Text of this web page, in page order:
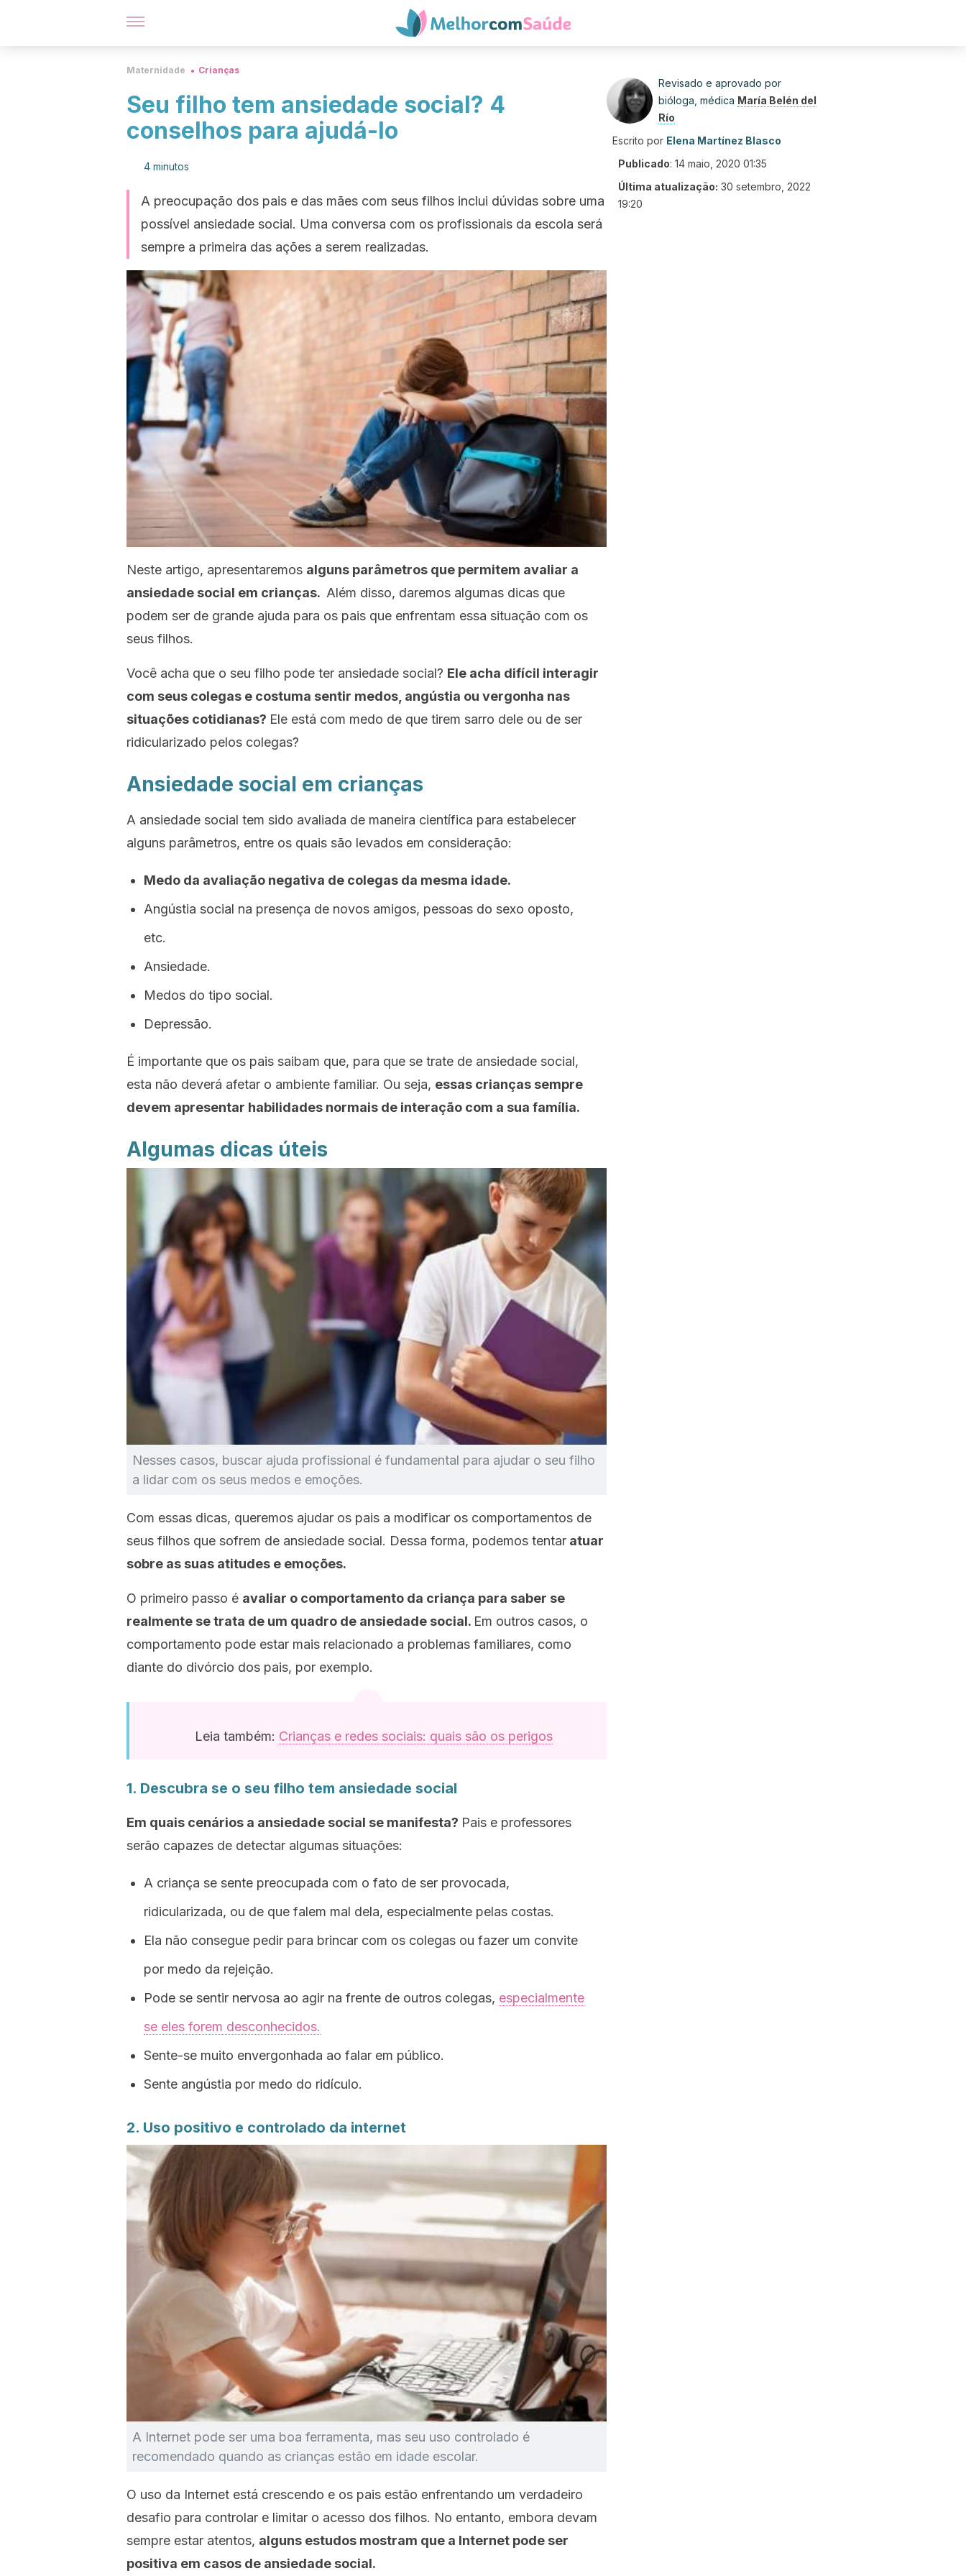
Maternidade Crianças
Seu filho tem ansiedade social? 4
conselhos para ajudá-lo
4 minutos
A preocupação dos pais e das mães com seus filhos inclui dúvidas sobre uma
possível ansiedade social. Uma conversa com os profissionais da escola será
sempre a primeira das ações a serem realizadas.
Neste artigo, apresentaremos alguns parâmetros que permitem avaliar a
ansiedade social em crianças. Além disso, daremos algumas dicas que
podem ser de grande ajuda para os pais que enfrentam essa situação com os
seus filhos.
Você acha que o seu filho pode ter ansiedade social? Ele acha difícil interagir
com seus colegas e costuma sentir medos, angústia ou vergonha nas
situações cotidianas? Ele está com medo de que tirem sarro dele ou de ser
ridicularizado pelos colegas?
Ansiedade social em crianças
A ansiedade social tem sido avaliada de maneira científica para estabelecer
alguns parâmetros, entre os quais são levados em consideração:
Medo da avaliação negativa de colegas da mesma idade.
Angústia social na presença de novos amigos, pessoas do sexo oposto,
etc.
Ansiedade.
Medos do tipo social.
Depressão.
É importante que os pais saibam que, para que se trate de ansiedade social,
esta não deverá afetar o ambiente familiar. Ou seja, essas crianças sempre
devem apresentar habilidades normais de interação com a sua família.
Algumas dicas úteis
Nesses casos, buscar ajuda profissional é fundamental para ajudar o seu filho
a lidar com os seus medos e emoções.
Com essas dicas, queremos ajudar os pais a modificar os comportamentos de
seus filhos que sofrem de ansiedade social. Dessa forma, podemos tentar atuar
sobre as suas atitudes e emoções.
O primeiro passo é avaliar o comportamento da criança para saber se
realmente se trata de um quadro de ansiedade social. Em outros casos, o
comportamento pode estar mais relacionado a problemas familiares, como
diante do divórcio dos pais, por exemplo.
Leia também: Crianças e redes sociais: quais são os perigos
1. Descubra se o seu filho tem ansiedade social
Em quais cenários a ansiedade social se manifesta? Pais e professores
serão capazes de detectar algumas situações:
A criança se sente preocupada com o fato de ser provocada,
ridicularizada, ou de que falem mal dela, especialmente pelas costas.
Ela não consegue pedir para brincar com os colegas ou fazer um convite
por medo da rejeição.
Pode se sentir nervosa ao agir na frente de outros colegas, especialmente
se eles forem desconhecidos.
Sente-se muito envergonhada ao falar em público.
Sente angústia por medo do ridículo.
2. Uso positivo e controlado da internet
A Internet pode ser uma boa ferramenta, mas seu uso controlado é
recomendado quando as crianças estão em idade escolar.
O uso da Internet está crescendo e os pais estão enfrentando um verdadeiro
desafio para controlar e limitar o acesso dos filhos. No entanto, embora devam
sempre estar atentos, alguns estudos mostram que a Internet pode ser
positiva em casos de ansiedade social.
Revisado e aprovado por
bióloga, médica María Belén del
Río
Escrito por Elena Martínez Blasco
Publicado: 14 maio, 2020 01:35
Última atualização: 30 setembro, 2022
19:20